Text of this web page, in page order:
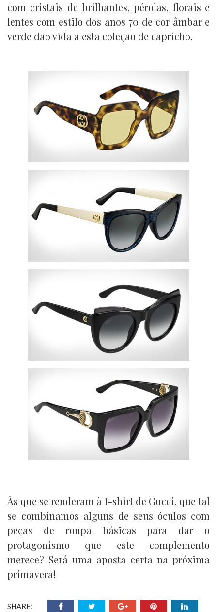
com cristais de brilhantes, pérolas, florais e
lentes com estilo dos anos 70 de cor âmbar e
verde dão vida a esta coleção de capricho.
Às que se renderam à t-shirt de Gucci, que tal
se combinamos alguns de seus óculos com
peças de roupa básicas para dar o
protagonismo que este complemento
merece? Será uma aposta certa na próxima
primavera!
SHARE: